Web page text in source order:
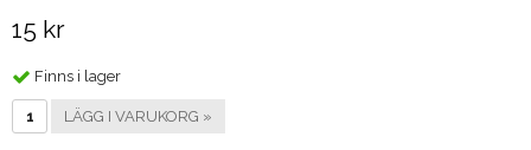
15 kr
Finns i lager
LÄGG I VARUKORG »